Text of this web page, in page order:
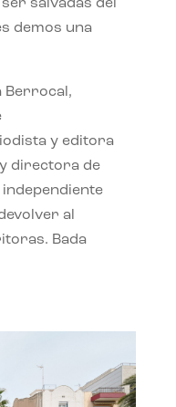
salvadas del
demos una
Berrocal,
y editora
directora de
independiente
al
Bada